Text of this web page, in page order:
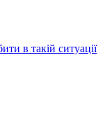
в такій ситуації